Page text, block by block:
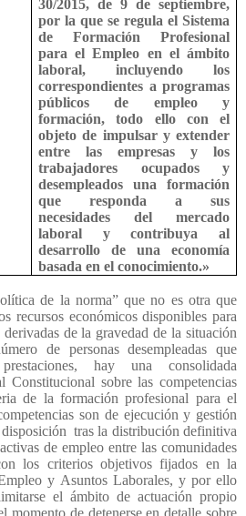
30/2015, de 9 de septiembre,
por la que se regula el Sistema
de Formación Profesional
para el Empleo en el ámbito
laboral, incluyendo los
correspondientes a programas
públicos de empleo y
formación, todo ello con el
objeto de impulsar y extender
entre las empresas y los
trabajadores ocupados y
desempleados una formación
que responda a sus
necesidades del mercado
laboral y contribuya al
desarrollo de una economía
basada en el conocimiento.»
de la norma” que no es otra que
recursos económicos disponibles para
de la gravedad de la situación
de personas desempleadas que
hay una consolidada
Constitucional sobre las competencias
de la formación profesional para el
son de ejecución y gestión
tras la distribución definitiva
de empleo entre las comunidades
los criterios objetivos fijados en la
y Asuntos Laborales, y por ello
el ámbito de actuación propio
momento de detenerse en detalle sobre